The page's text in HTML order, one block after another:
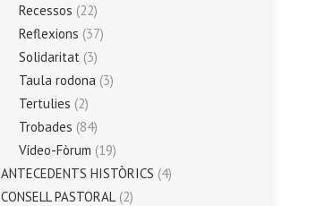
Recessos (22)
Reflexions (37)
Solidaritat (3)
Taula rodona (3)
Tertulies (2)
Trobades (84)
Vídeo-Fòrum (19)
ANTECEDENTS HISTÒRICS (4)
CONSELL PASTORAL (2)